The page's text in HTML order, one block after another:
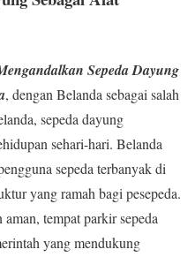
Sepeda Dayung
, dengan Belanda sebagai salah
sepeda dayung
sehari-hari. Belanda
sepeda terbanyak di
yang ramah bagi pesepeda.
tempat parkir sepeda
yang mendukung